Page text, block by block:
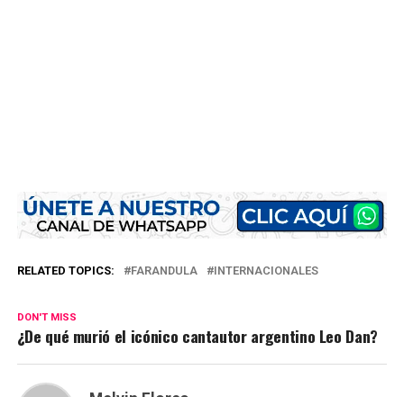
RELATED TOPICS: FARANDULA INTERNACIONALES
DON'T MISS
¿De qué murió el icónico cantautor argentino Leo Dan?